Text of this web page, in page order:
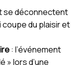
se déconnectent
du plaisir et
: l’événement
» lors d’une